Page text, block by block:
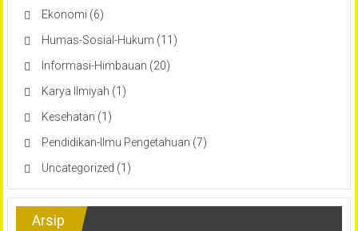
Ekonomi (6)
Humas-Sosial-Hukum (11)
Informasi-Himbauan (20)
Karya Ilmiyah (1)
Kesehatan (1)
Pendidikan-Ilmu Pengetahuan (7)
Uncategorized (1)
Arsip